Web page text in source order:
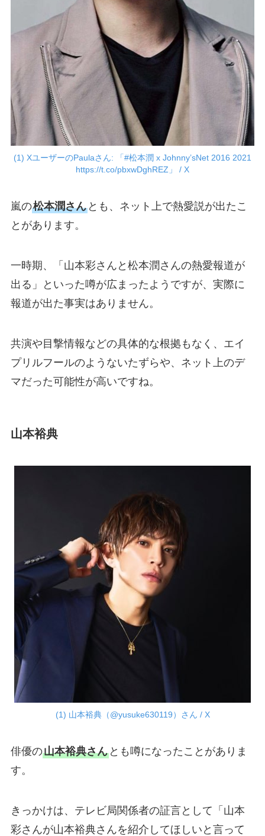
(1) XユーザーのPaulaさん: 「#松本潤 x Johnny’sNet 2016 2021
https://t.co/pbxwDghREZ」 / X
嵐の松本潤さんとも、ネット上で熱愛説が出たこ
とがあります。
一時期、「山本彩さんと松本潤さんの熱愛報道が
出る」といった噂が広まったようですが、実際に
報道が出た事実はありません。
共演や目撃情報などの具体的な根拠もなく、エイ
プリルフールのようないたずらや、ネット上のデ
マだった可能性が高いですね。
山本裕典
(1) 山本裕典（@yusuke630119）さん / X
俳優の山本裕典さんとも噂になったことがありま
す。
きっかけは、テレビ局関係者の証言として「山本
彩さんが山本裕典さんを紹介してほしいと言って